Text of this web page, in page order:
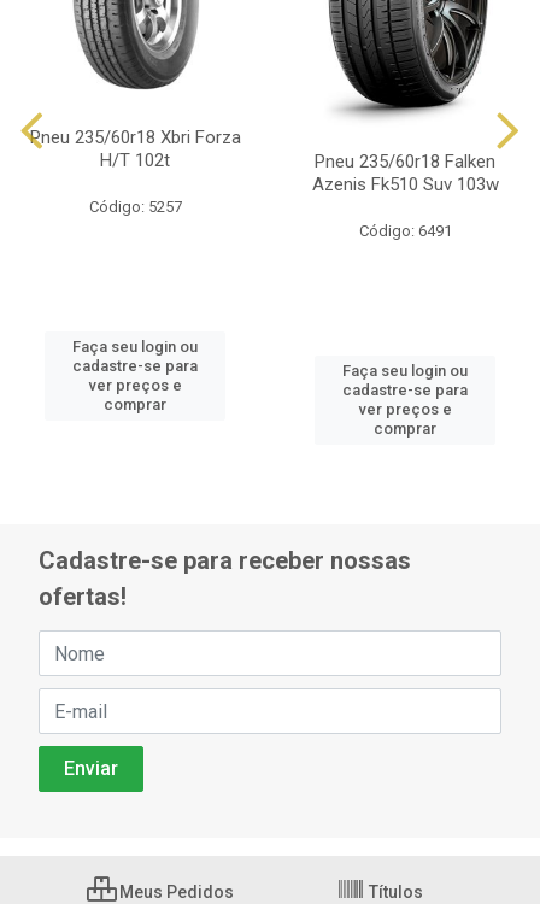
Pneu 235/60r18 Xbri Forza
H/T 102t
Código: 5257
Faça seu login ou
cadastre-se para
ver preços e
comprar
Pneu 235/60r18 Falken
Azenis Fk510 Suv 103w
Código: 6491
Faça seu login ou
cadastre-se para
ver preços e
comprar
Cadastre-se para receber nossas
ofertas!
Meus Pedidos Títulos